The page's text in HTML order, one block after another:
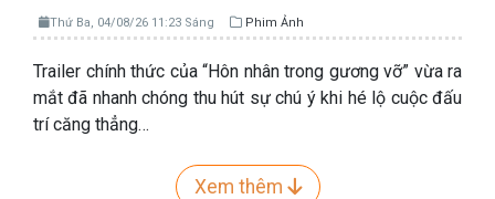
Thứ Ba, 04/08/26 11:23 Sáng Phim Ảnh
Trailer chính thức của “Hôn nhân trong gương vỡ” vừa ra
mắt đã nhanh chóng thu hút sự chú ý khi hé lộ cuộc đấu
trí căng thẳng…
Xem thêm